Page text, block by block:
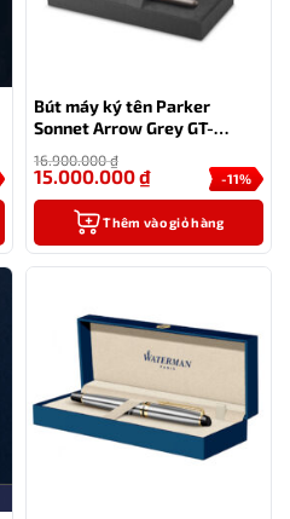
Bút máy ký tên Parker
Sonnet Arrow Grey GT-
16.900.000₫
-11%
15.000.000₫
Thêm vào giỏ hàng